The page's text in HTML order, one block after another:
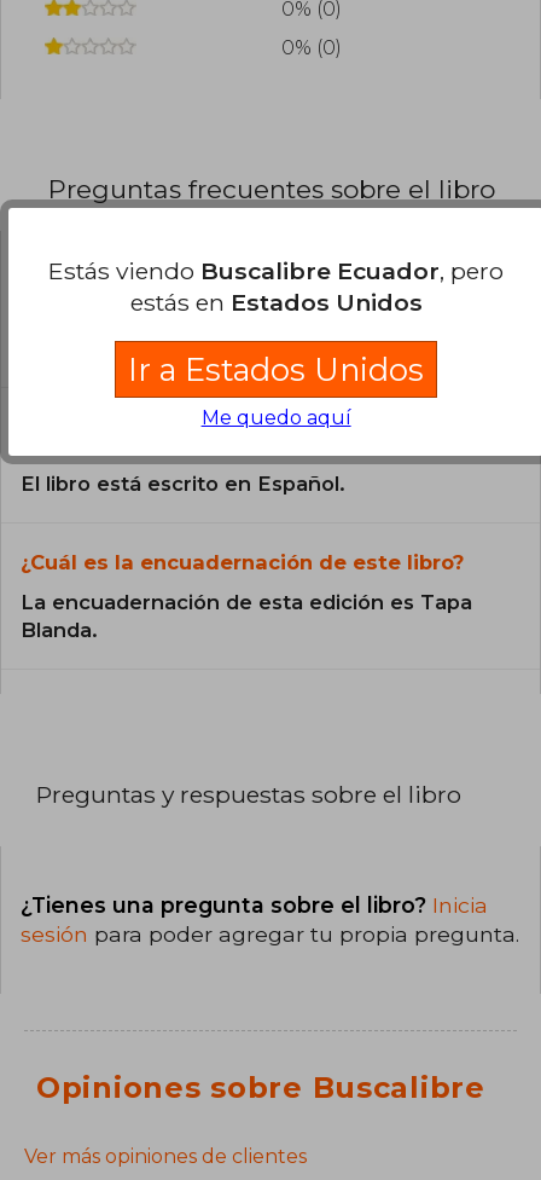
0% (0)
0% (0)
Preguntas frecuentes sobre el libro
¿El libro es original?
catálogo son Originales.
¿En qué Idioma está escrito el
El libro está escrito en Español.
¿Cuál es la encuadernación de este libro?
La encuadernación de esta edición es Tapa
Blanda.
Preguntas y respuestas sobre el libro
¿Tienes una pregunta sobre el libro? Inicia
sesión para poder agregar tu propia pregunta.
Opiniones sobre Buscalibre
Ver más opiniones de clientes
Estás viendo Buscalibre Ecuador, pero
estás en Estados Unidos
Ir a Estados Unidos
Me quedo aquí